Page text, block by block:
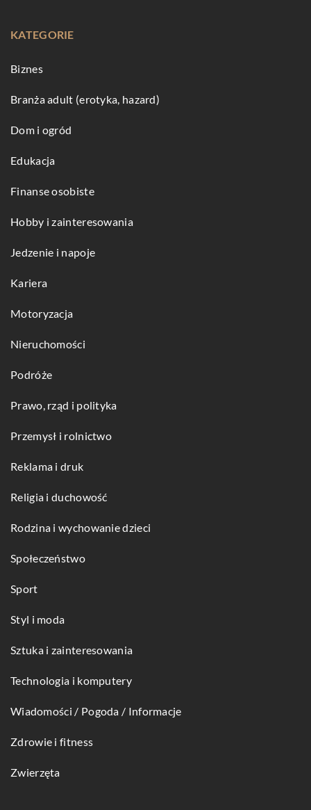
KATEGORIE
Biznes
Branża adult (erotyka, hazard)
Dom i ogród
Edukacja
Finanse osobiste
Hobby i zainteresowania
Jedzenie i napoje
Kariera
Motoryzacja
Nieruchomości
Podróże
Prawo, rząd i polityka
Przemysł i rolnictwo
Reklama i druk
Religia i duchowość
Rodzina i wychowanie dzieci
Społeczeństwo
Sport
Styl i moda
Sztuka i zainteresowania
Technologia i komputery
Wiadomości / Pogoda / Informacje
Zdrowie i fitness
Zwierzęta